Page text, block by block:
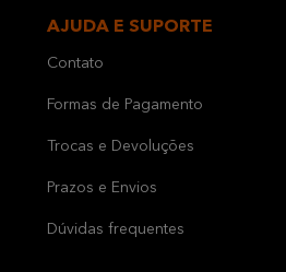
AJUDA E SUPORTE
Contato
Formas de Pagamento
Trocas e Devoluções
Prazos e Envios
Dúvidas frequentes